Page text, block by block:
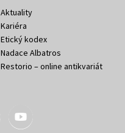
Aktuality
Kariéra
Etický kodex
Nadace Albatros
Restorio – online antikvariát